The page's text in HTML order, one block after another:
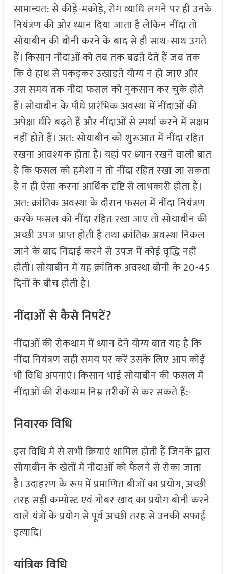
सामान्यत: से कीड़े-मकोड़े, रोग व्याधि लगने पर ही उनके
नियंत्रण की ओर ध्यान दिया जाता है लेकिन नींदा तो
सोयाबीन की बोनी करने के बाद से ही साथ-साथ उगते
हैं। किसान नींदाओं को तब तक बढऩे देते हैं जब तक
कि वे हाथ से पकड़कर उखाडऩे योग्य न हो जाएं और
उस समय तक नींदा फसल को नुकसान कर चुके होते
हैं। सोयाबीन के पौधे प्रारंभिक अवस्था में नींदाओं की
अपेक्षा धीरे बढ़ते हैं और नींदाओं से स्पर्धा करने में सक्षम
नहीं होते हैं। अत: सोयाबीन को शुरूआत में नींदा रहित
रखना आवश्यक होता है। यहां पर ध्यान रखने वाली बात
है कि फसल को हमेशा न तो नींदा रहित रखा जा सकता
है न ही ऐसा करना आर्थिक दृष्टि से लाभकारी होता है।
अत: क्रांतिक अवस्था के दौरान फसल में नींदा नियंत्रण
करके फसल को नींदा रहित रखा जाए तो सोयाबीन की
अच्छी उपज प्राप्त होती है तथा क्रांतिक अवस्था निकल
जाने के बाद निंदाई करने से उपज में कोई वृद्धि नहीं
होती। सोयाबीन में यह क्रांतिक अवस्था बोनी के 20-45
दिनों के बीच होती है।
नींदाओं से कैसे निपटें?
नींदाओं की रोकथाम में ध्यान देने योग्य बात यह है कि
नींदा नियंत्रण सही समय पर करें उसके लिए आप कोई
भी विधि अपनाएं। किसान भाई सोयाबीन की फसल में
नींदाओं की रोकथाम निम्र तरीकों से कर सकते हैं:-
निवारक विधि
इस विधि में से सभी क्रियाएं शामिल होती हैं जिनके द्वारा
सोयाबीन के खेतों में नींदाओं को फैलने से रोका जाता
है। उदाहरण के रूप में प्रमाणित बीजों का प्रयोग, अच्छी
तरह सड़ी कम्पोस्ट एवं गोबर खाद का प्रयोग बोनी करने
वाले यंत्रों के प्रयोग से पूर्व अच्छी तरह से उनकी सफाई
इत्यादि।
यांत्रिक विधि